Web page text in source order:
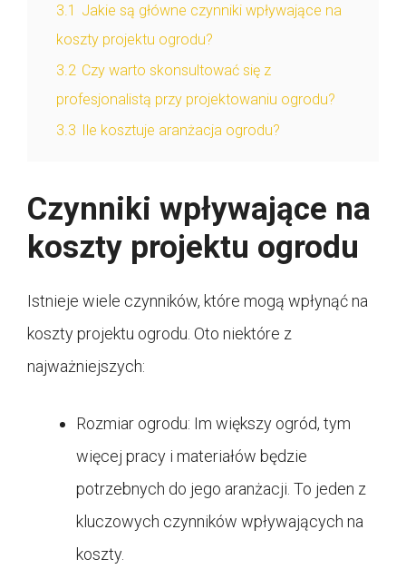
3.1 Jakie są główne czynniki wpływające na
koszty projektu ogrodu?
3.2 Czy warto skonsultować się z
profesjonalistą przy projektowaniu ogrodu?
3.3 Ile kosztuje aranżacja ogrodu?
Czynniki wpływające na
koszty projektu ogrodu
Istnieje wiele czynników, które mogą wpłynąć na
koszty projektu ogrodu. Oto niektóre z
najważniejszych:
Rozmiar ogrodu: Im większy ogród, tym
więcej pracy i materiałów będzie
potrzebnych do jego aranżacji. To jeden z
kluczowych czynników wpływających na
koszty.